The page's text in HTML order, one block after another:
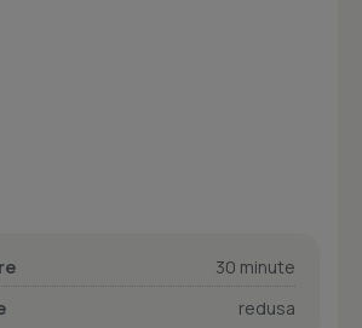
30 minute
redusa